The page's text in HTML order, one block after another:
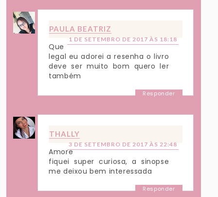
PAULA BEATRIZ
1 DE SETEMBRO DE 2017 ÀS 18:18
Que
legal eu adorei a resenha o livro
deve ser muito bom quero ler
também
Responder
THALLY
3 DE SETEMBRO DE 2017 ÀS 22:48
Amore
fiquei super curiosa, a sinopse
me deixou bem interessada
Responder